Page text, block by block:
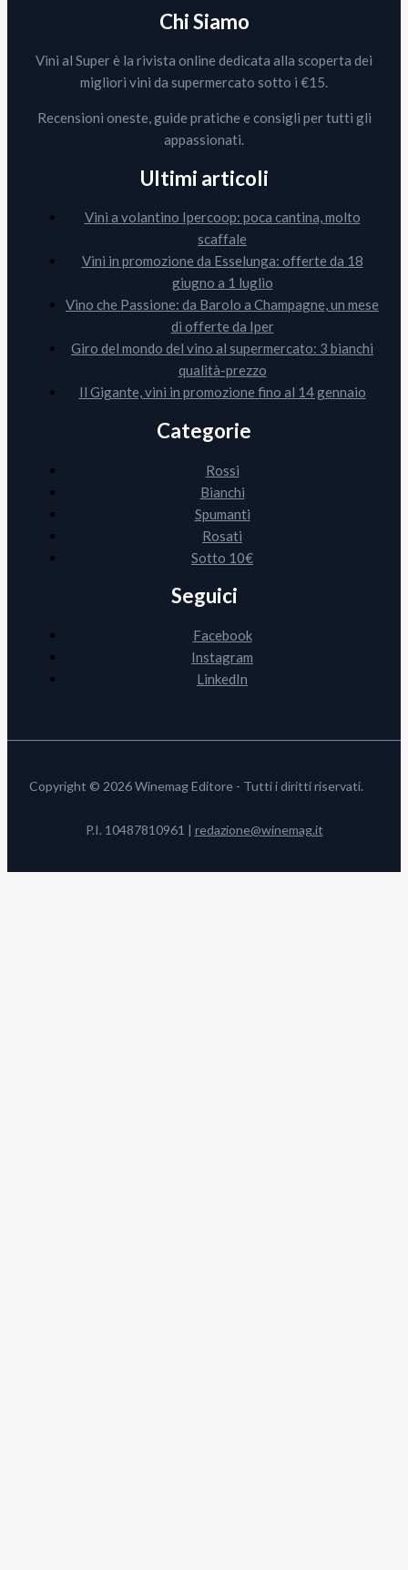
Chi Siamo
Vini al Super è la rivista online dedicata alla scoperta dei
migliori vini da supermercato sotto i €15.
Recensioni oneste, guide pratiche e consigli per tutti gli
appassionati.
Ultimi articoli
Vini a volantino Ipercoop: poca cantina, molto
scaffale
Vini in promozione da Esselunga: offerte da 18
giugno a 1 luglio
Vino che Passione: da Barolo a Champagne, un mese
di offerte da Iper
Giro del mondo del vino al supermercato: 3 bianchi
qualità-prezzo
Il Gigante, vini in promozione fino al 14 gennaio
Categorie
Rossi
Bianchi
Spumanti
Rosati
Sotto 10€
Seguici
Facebook
Instagram
LinkedIn
Copyright © 2026 Winemag Editore - Tutti i diritti riservati.
P.I. 10487810961 | redazione@winemag.it